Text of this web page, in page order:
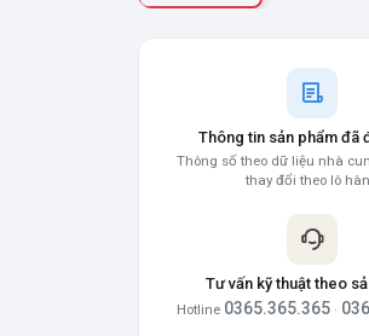
Thông tin sản phẩm đã
Thông số theo dữ liệu nhà
thay đổi theo lô
Tư vấn kỹ thuật theo
Hotline 0365.365.365 ·